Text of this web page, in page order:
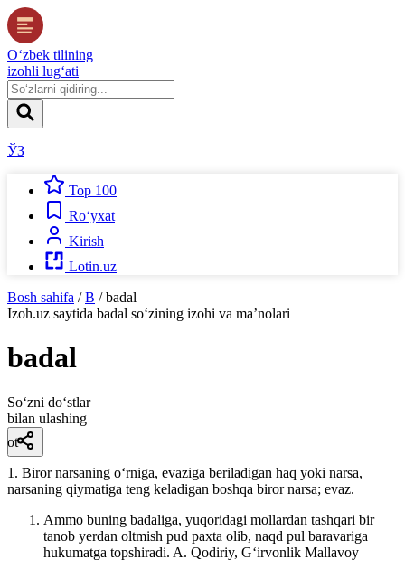
O‘zbek tilining
izohli lug‘ati
ЎЗ
Top 100
Ro‘yxat
Kirish
Lotin.uz
Bosh sahifa / B / badal
Izoh.uz saytida badal so‘zining izohi va ma’nolari
badal
So‘zni do‘stlar
bilan ulashing
ot
1. Biror narsaning oʻrniga, evaziga beriladigan haq yoki narsa,
narsaning qiymatiga teng keladigan boshqa biror narsa; evaz.
Ammo buning badaliga, yuqoridagi mollardan tashqari bir
tanob yerdan oltmish pud paxta olib, naqd pul baravariga
hukumatga topshiradi. A. Qodiriy, Gʻirvonlik Mallavoy